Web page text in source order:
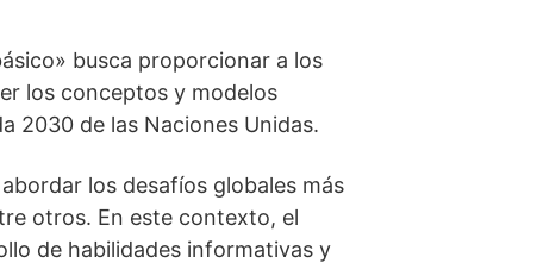
busca proporcionar a los
los conceptos y modelos
2030 de las Naciones Unidas.
los desafíos globales más
otros. En este contexto, el
de habilidades informativas y